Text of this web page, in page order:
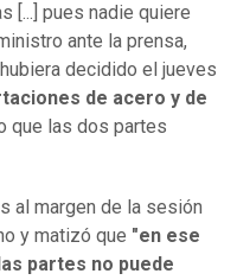
[...] pues nadie quiere
ante la prensa,
decidido el jueves
de acero y de
que las dos partes
al margen de la sesión
y matizó que "en ese
partes no puede